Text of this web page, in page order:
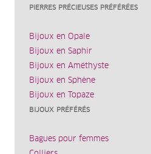
PIERRES PRÉCIEUSES PRÉFÉRÉES
Bijoux en Opale
Bijoux en Saphir
Bijoux en Améthyste
Bijoux en Sphène
Bijoux en Topaze
BIJOUX PRÉFÉRÉS
Bagues pour femmes